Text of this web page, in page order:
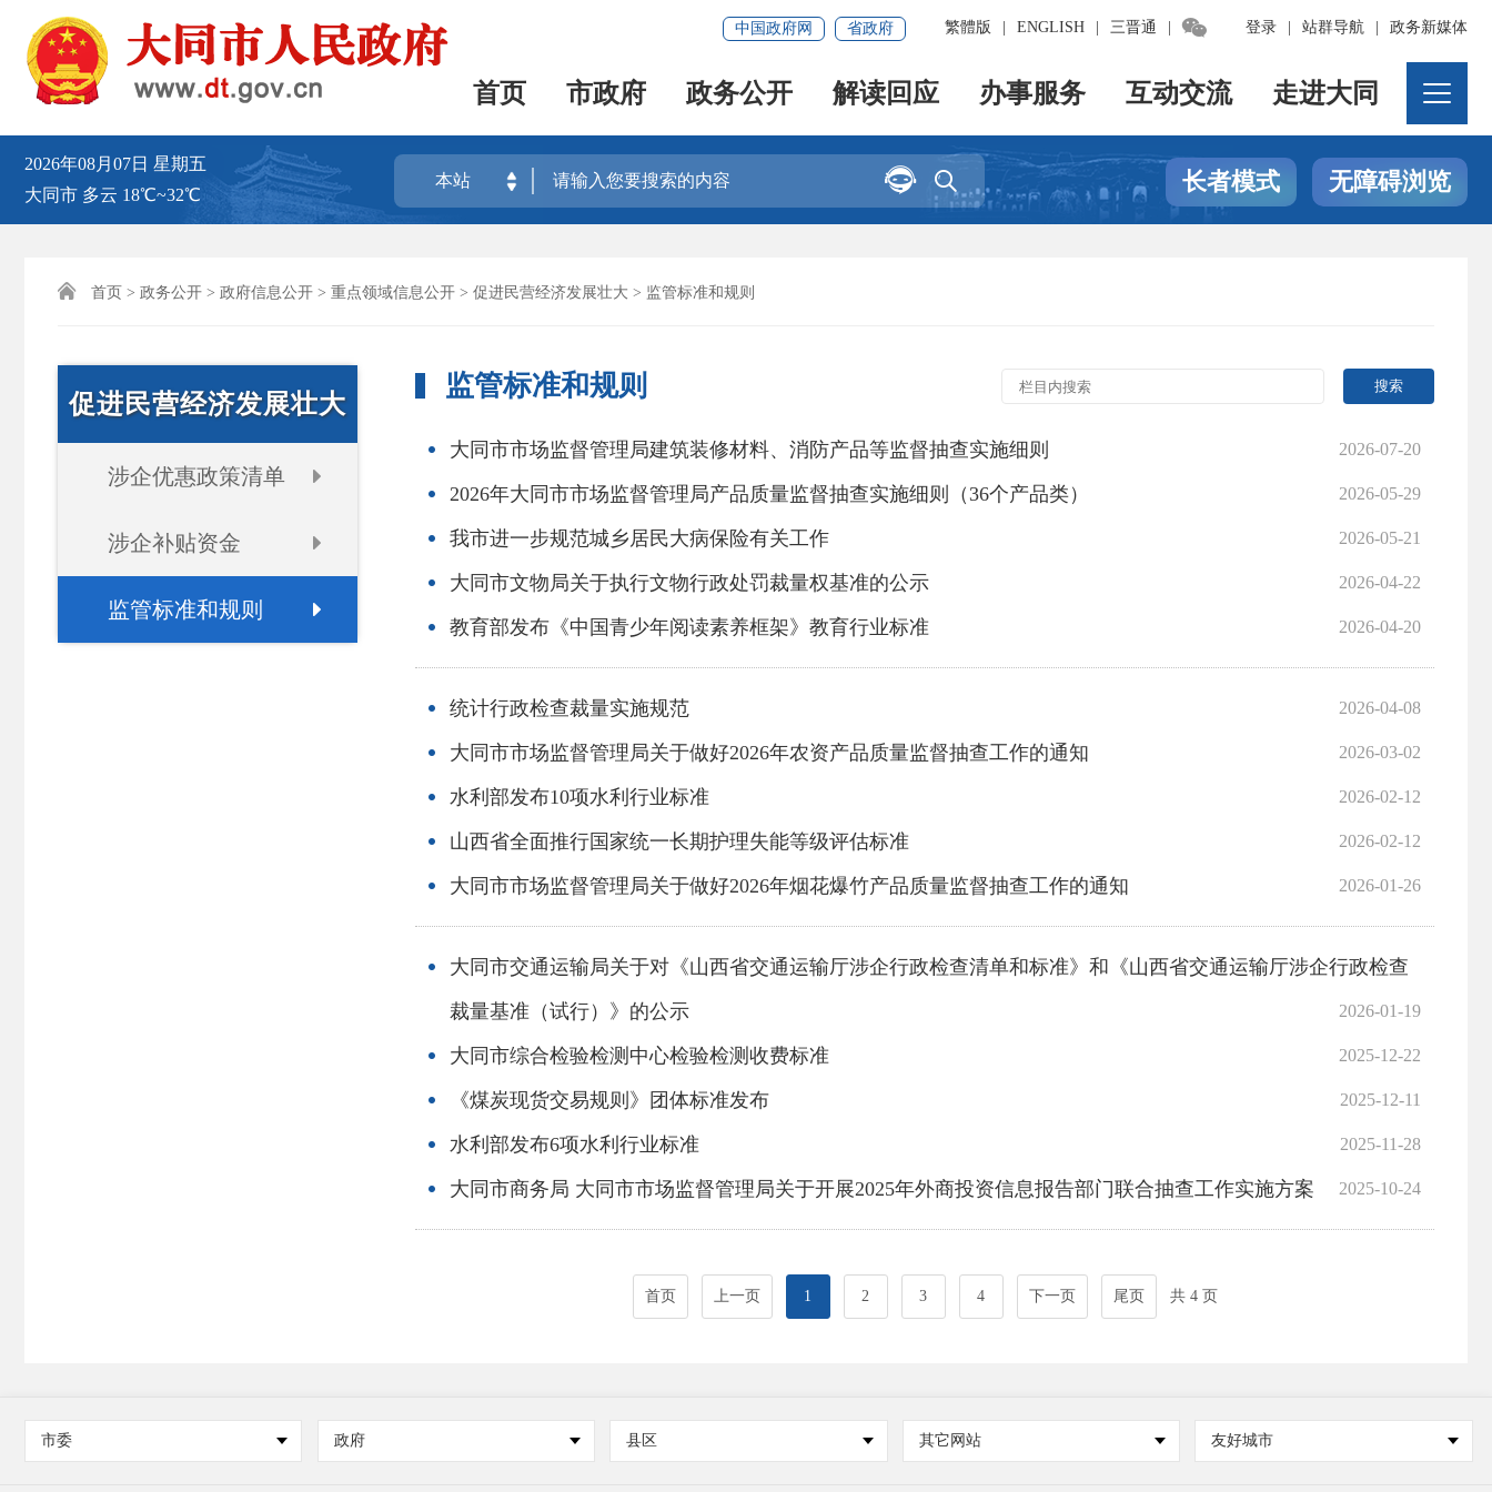
登录 站群导航 政务新媒体
繁體版 ENGLISH 三晋通 
中国政府网 省政府
首页 市政府 政务公开 解读回应 办事服务 互动交流 走进大同
2026年08月07日 星期五
大同市 多云 18℃~32℃
本站 
 长者模式 无障碍浏览
 首页 > 政务公开 > 政府信息公开 > 重点领域信息公开 > 促进民营经济发展壮大 > 监管标准和规则
促进民营经济发展壮大
涉企优惠政策清单
涉企补贴资金
监管标准和规则
监管标准和规则
大同市市场监督管理局建筑装修材料、消防产品等监督抽查实施细则 2026-07-20
2026年大同市市场监督管理局产品质量监督抽查实施细则（36个产品类） 2026-05-29
我市进一步规范城乡居民大病保险有关工作 2026-05-21
大同市文物局关于执行文物行政处罚裁量权基准的公示 2026-04-22
教育部发布《中国青少年阅读素养框架》教育行业标准 2026-04-20
统计行政检查裁量实施规范 2026-04-08
大同市市场监督管理局关于做好2026年农资产品质量监督抽查工作的通知 2026-03-02
水利部发布10项水利行业标准 2026-02-12
山西省全面推行国家统一长期护理失能等级评估标准 2026-02-12
大同市市场监督管理局关于做好2026年烟花爆竹产品质量监督抽查工作的通知 2026-01-26
大同市交通运输局关于对《山西省交通运输厅涉企行政检查清单和标准》和《山西省交通运输厅涉企行政检查
裁量基准（试行）》的公示
2026-01-19
大同市综合检验检测中心检验检测收费标准 2025-12-22
《煤炭现货交易规则》团体标准发布 2025-12-11
水利部发布6项水利行业标准 2025-11-28
大同市商务局 大同市市场监督管理局关于开展2025年外商投资信息报告部门联合抽查工作实施方案 2025-10-24
首页 上一页 1 2 3 4 下一页 尾页 共 4 页
市委 政府 县区 其它网站 友好城市